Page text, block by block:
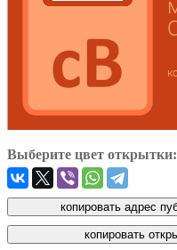
Выберите цвет открытки: